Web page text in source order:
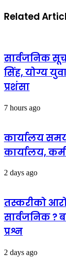
Related
सार्वजनिक
सिंह, योग्य
प्रशंसा
7 hours ago
कार्यालय
कार्यालय,
2 days ago
तस्करीको
सार्वजनिक ?
प्रश्न
2 days ago